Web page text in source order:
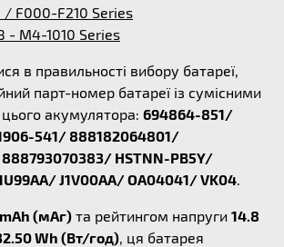
/ F000-F210 Series
- M4-1010 Series
в правильності вибору батареї,
парт-номер батареї із сумісними
акумулятора: 694864-851/
541/ 888182064801/
HSTNN-PB5Y/
J1V00AA/ OA04041/ VK04.
(мАг) та рейтингом напруги 14.8
Wh (Вт/год), ця батарея